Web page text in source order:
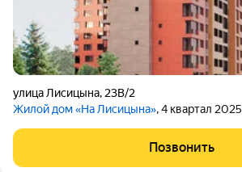
улица Лисицына, 23В/2
Жилой дом «На Лисицына», 4 квартал 2025
Позвонить